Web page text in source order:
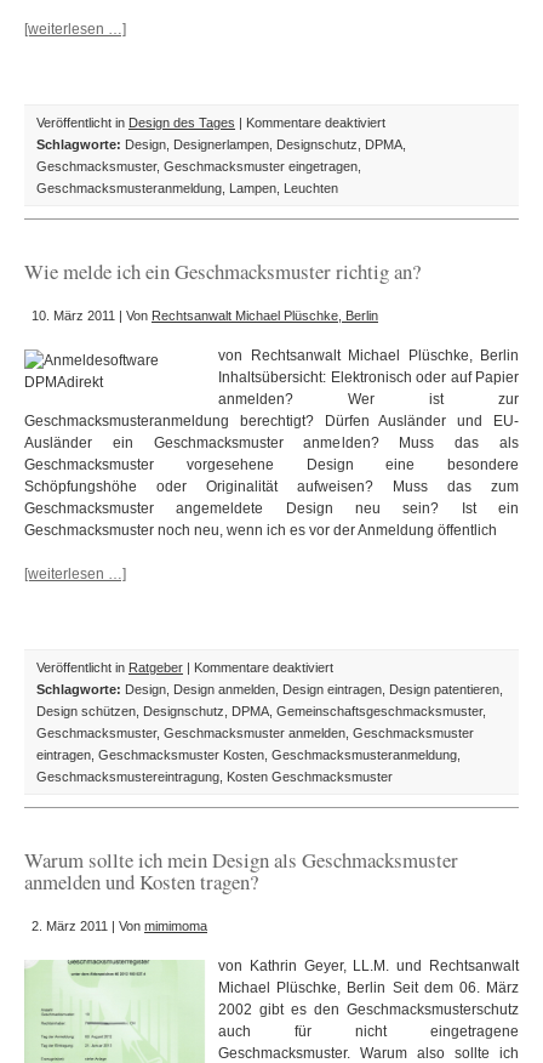
[weiterlesen …]
Veröffentlicht in Design des Tages | Kommentare deaktiviertfür
Design
der
Schlagworte: Design Designerlampen Designschutz DPMA
Geschmacksmuster, Geschmacksmuster eingetragen
Geschmacksmusteranmeldung Lampen Leuchten
Wie melde ich ein Geschmacksmuster richtig an?
10. März 2011 | Von Rechtsanwalt Michael Plüschke, Berlin
von Rechtsanwalt Michael Plüschke, Berlin
Inhaltsübersicht: Elektronisch oder auf Papier
anmelden? Wer ist zur
Geschmacksmusteranmeldung berechtigt? Dürfen Ausländer und EU-
Ausländer ein Geschmacksmuster anmelden? Muss das als
Geschmacksmuster vorgesehene Design eine besondere
Schöpfungshöhe oder Originalität aufweisen? Muss das zum
Geschmacksmuster angemeldete Design neu sein? Ist ein
Geschmacksmuster noch neu, wenn ich es vor der Anmeldung öffentlich
[weiterlesen …]
Veröffentlicht in Ratgeber | Kommentare deaktiviertfür
Wie
melde
ich
ein
Geschmacksmuster
Schlagworte: Design Design anmelden Design eintragen Design patentieren
Design schützen Designschutz DPMA Gemeinschaftsgeschmacksmuster,
Geschmacksmuster, Geschmacksmuster anmelden Geschmacksmuster
eintragen Geschmacksmuster Kosten Geschmacksmusteranmeldung
Geschmacksmustereintragung Kosten Geschmacksmuster
Warum sollte ich mein Design als Geschmacksmuster
anmelden und Kosten tragen?
2. März 2011 | Von mimimoma
von Kathrin Geyer, LL.M. und Rechtsanwalt
Michael Plüschke, Berlin Seit dem 06. März
2002 gibt es den Geschmacksmusterschutz
auch für nicht eingetragene
Geschmacksmuster. Warum also sollte ich